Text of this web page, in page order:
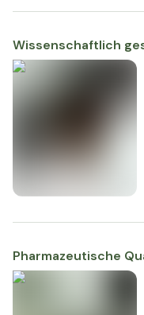
Wissenschaftlich
Pharmazeutische